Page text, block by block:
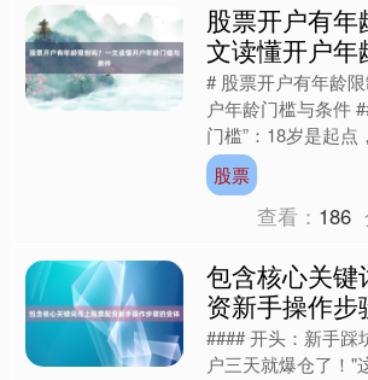
股票开户有
文读懂开户
# 股票开户有年龄
户年龄门槛与条件
门槛”：18岁是起点
想开户炒股，但今
作吗？”这....
股票
查看： 186
包含核心关
资新手操作步
#### 开头：新手踩
户三天就爆仓了！"